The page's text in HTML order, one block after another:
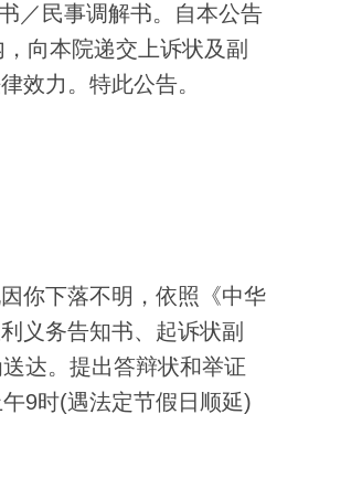
／民事调解书。自本公告
向本院递交上诉状及副
效力。特此公告。
你下落不明，依照《中华
义务告知书、起诉状副
达。提出答辩状和举证
9时(遇法定节假日顺延)